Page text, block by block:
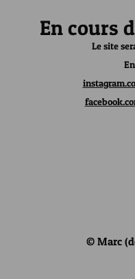
En cours
Le site
© Marc